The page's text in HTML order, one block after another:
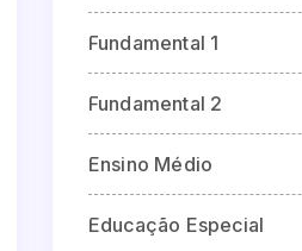
Fundamental 1
Fundamental 2
Ensino Médio
Educação Especial